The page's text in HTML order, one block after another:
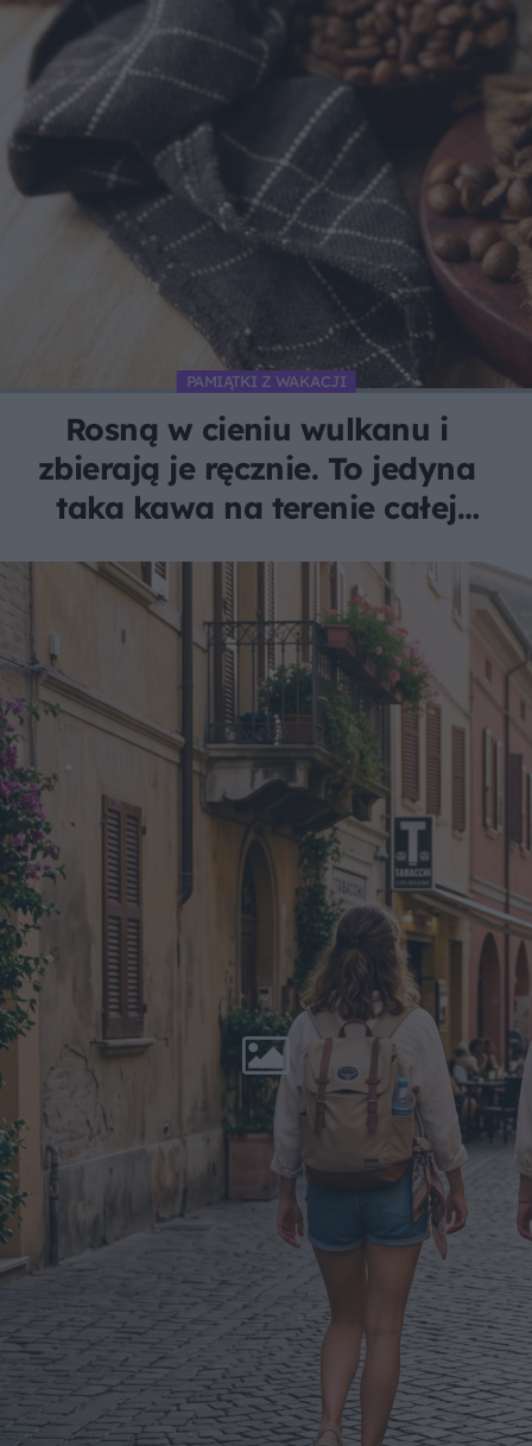
PAMIĄTKI Z WAKACJI
Rosną w cieniu wulkanu i
zbierają je ręcznie. To jedyna
taka kawa na terenie całej